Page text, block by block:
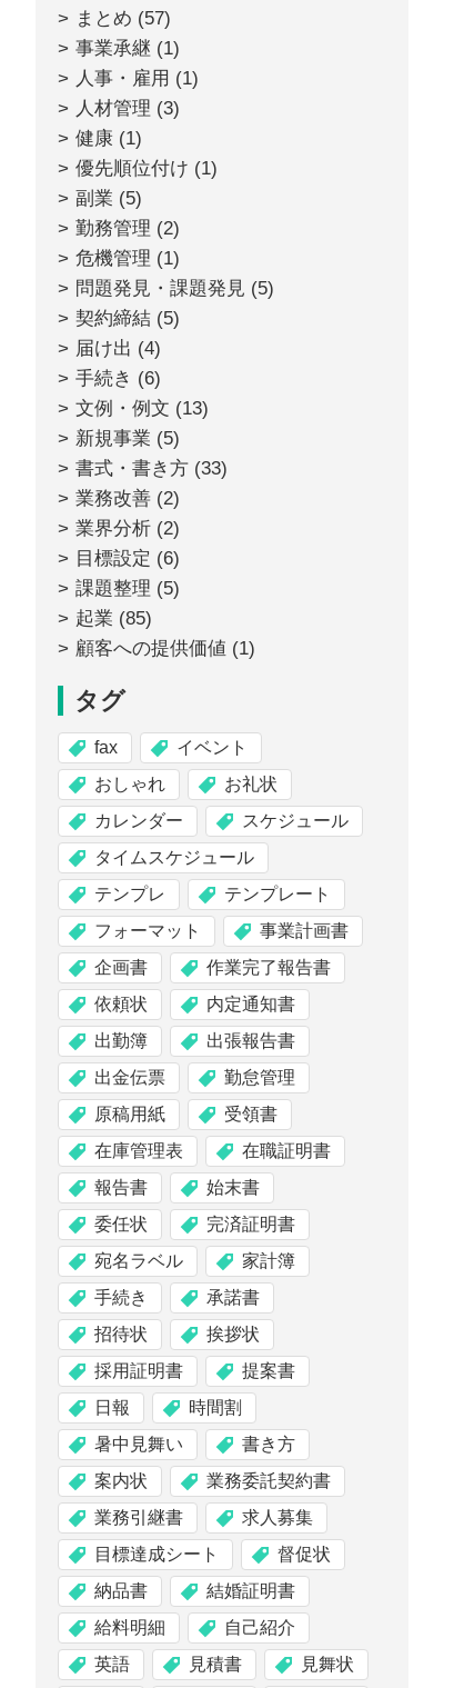
まとめ (57)
事業承継 (1)
人事・雇用 (1)
人材管理 (3)
健康 (1)
優先順位付け (1)
副業 (5)
勤務管理 (2)
危機管理 (1)
問題発見・課題発見 (5)
契約締結 (5)
届け出 (4)
手続き (6)
文例・例文 (13)
新規事業 (5)
書式・書き方 (33)
業務改善 (2)
業界分析 (2)
目標設定 (6)
課題整理 (5)
起業 (85)
顧客への提供価値 (1)
タグ
fax
イベント
おしゃれ
お礼状
カレンダー
スケジュール
タイムスケジュール
テンプレ
テンプレート
フォーマット
事業計画書
企画書
作業完了報告書
依頼状
内定通知書
出勤簿
出張報告書
出金伝票
勤怠管理
原稿用紙
受領書
在庫管理表
在職証明書
報告書
始末書
委任状
完済証明書
宛名ラベル
家計簿
手続き
承諾書
招待状
挨拶状
採用証明書
提案書
日報
時間割
暑中見舞い
書き方
案内状
業務委託契約書
業務引継書
求人募集
目標達成シート
督促状
納品書
結婚証明書
給料明細
自己紹介
英語
見積書
見舞状